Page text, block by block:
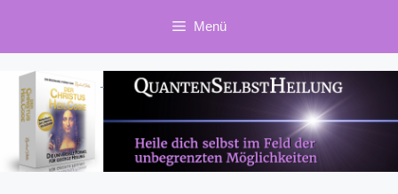
springen
Menü